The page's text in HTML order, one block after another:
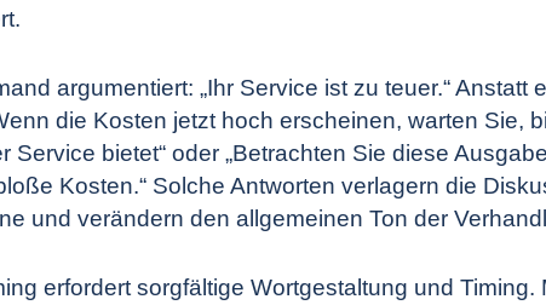
argumentiert: „Ihr Service ist zu teuer.“ Anstatt
die Kosten jetzt hoch erscheinen, warten Sie,
bietet“ oder „Betrachten Sie diese
Kosten.“ Solche Antworten verlagern die
und verändern den allgemeinen Ton der
erfordert sorgfältige Wortgestaltung und Timing.